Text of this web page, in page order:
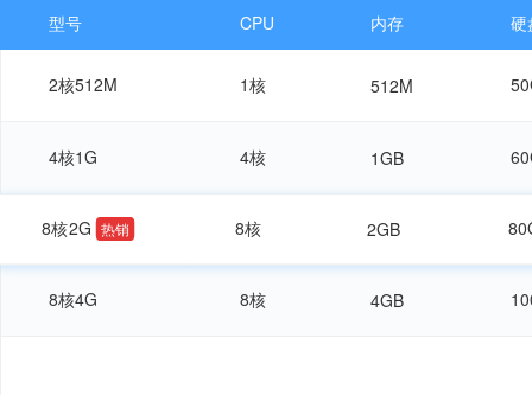
型号 CPU 内存 硬
2核512M 1核 512M
4核1G 4核 1GB
8核2G 热销 8核 2GB
8核4G 8核 4GB